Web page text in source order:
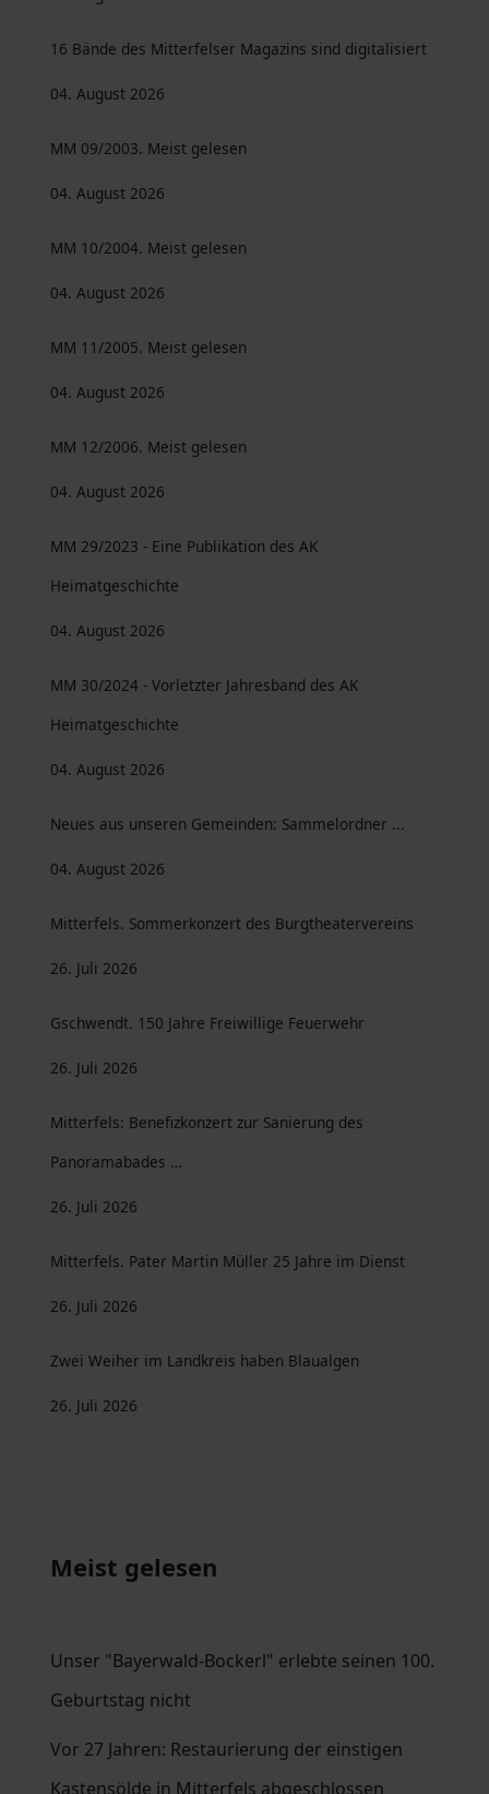
16 Bände des Mitterfelser Magazins sind digitalisiert
04. August 2026
MM 09/2003. Meist gelesen
04. August 2026
MM 10/2004. Meist gelesen
04. August 2026
MM 11/2005. Meist gelesen
04. August 2026
MM 12/2006. Meist gelesen
04. August 2026
MM 29/2023 - Eine Publikation des AK
Heimatgeschichte
04. August 2026
MM 30/2024 - Vorletzter Jahresband des AK
Heimatgeschichte
04. August 2026
Neues aus unseren Gemeinden: Sammelordner ...
04. August 2026
Mitterfels. Sommerkonzert des Burgtheatervereins
26. Juli 2026
Gschwendt. 150 Jahre Freiwillige Feuerwehr
26. Juli 2026
Mitterfels: Benefizkonzert zur Sanierung des
Panoramabades …
26. Juli 2026
Mitterfels. Pater Martin Müller 25 Jahre im Dienst
26. Juli 2026
Zwei Weiher im Landkreis haben Blaualgen
26. Juli 2026
Meist gelesen
Unser "Bayerwald-Bockerl" erlebte seinen 100.
Geburtstag nicht
Vor 27 Jahren: Restaurierung der einstigen
Kastensölde in Mitterfels abgeschlossen